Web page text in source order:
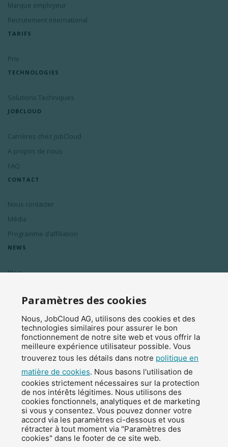
Marque employeur
Recrutement international
TARIFS
Prix
TECHNOLOGIES
Solutions Techniques
JOBCLOUD
Carrières chez JobCloud
A propos de nous
FAQ
CONTACT
Nous contacter
Média
Programme d’affiliation
NEWS
Blog
© 2026 JobCloud — Tous droits réservés
Mentions légales
Protection des données
Paramètres des cookies
Nous, JobCloud AG, utilisons des cookies et des
technologies similaires pour assurer le bon
fonctionnement de notre site web et vous offrir la
meilleure expérience utilisateur possible. Vous
trouverez tous les détails dans notre politique en
matière de cookies. Nous basons l'utilisation de
cookies strictement nécessaires sur la protection
de nos intérêts légitimes. Nous utilisons des
cookies fonctionnels, analytiques et de marketing
si vous y consentez. Vous pouvez donner votre
accord via les paramètres ci-dessous et vous
rétracter à tout moment via "Paramètres des
cookies" dans le footer de ce site web.